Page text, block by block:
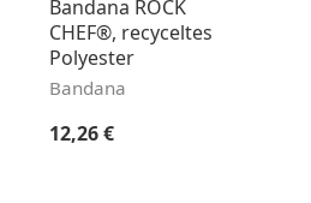
Bandana ROCK
CHEF®, recyceltes
Polyester
Bandana
Regulärer Preis:
12,26 €